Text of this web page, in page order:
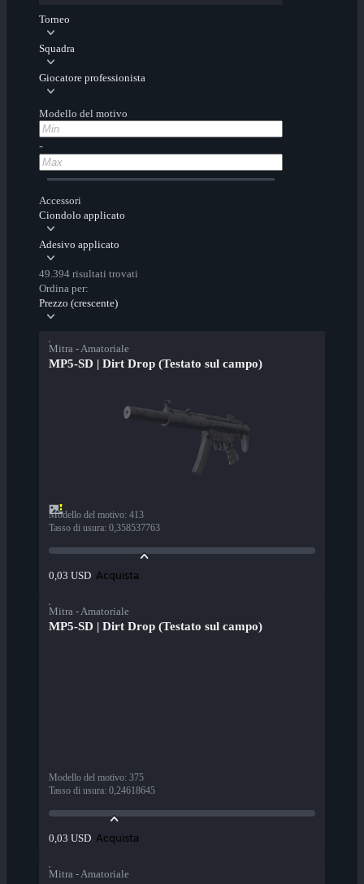
Torneo
Squadra
Giocatore professionista
Modello del motivo
-
Accessori
Ciondolo applicato
Adesivo applicato
49.394 risultati trovati
Ordina per:
Prezzo (crescente)
Mitra - Amatoriale
MP5-SD | Dirt Drop (Testato sul campo)
Modello del motivo: 413
Tasso di usura: 0,358537763
0,03 USD Acquista
Mitra - Amatoriale
MP5-SD | Dirt Drop (Testato sul campo)
Modello del motivo: 375
Tasso di usura: 0,24618645
0,03 USD Acquista
Mitra - Amatoriale